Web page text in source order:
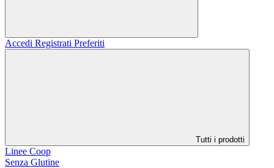
Accedi Registrati Preferiti
Tutti i prodotti
Linee Coop
Senza Glutine